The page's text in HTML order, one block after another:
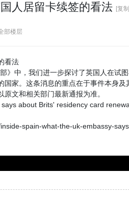
人居留卡续签的看法 [复
部楼层
看法
》中，我们进一步探讨了英国人在试
家。这条消息的重点在于事件本身
文和相关部门最新通报为准。
about Brits' residency card
spain-what-the-uk-embassy-